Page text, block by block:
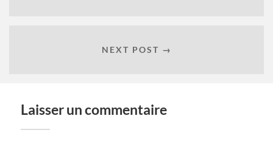
NEXT POST →
Laisser un commentaire